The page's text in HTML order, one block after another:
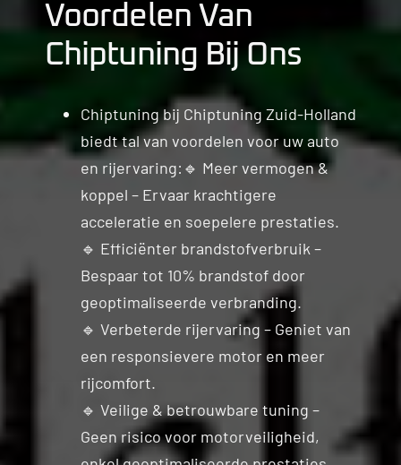
Voordelen Van
Chiptuning Bij Ons
Chiptuning bij Chiptuning Zuid-Holland
biedt tal van voordelen voor uw auto
en rijervaring:🔹 Meer vermogen &
koppel – Ervaar krachtigere
acceleratie en soepelere prestaties.
🔹 Efficiënter brandstofverbruik –
Bespaar tot 10% brandstof door
geoptimaliseerde verbranding.
🔹 Verbeterde rijervaring – Geniet van
een responsievere motor en meer
rijcomfort.
🔹 Veilige & betrouwbare tuning –
Geen risico voor motorveiligheid,